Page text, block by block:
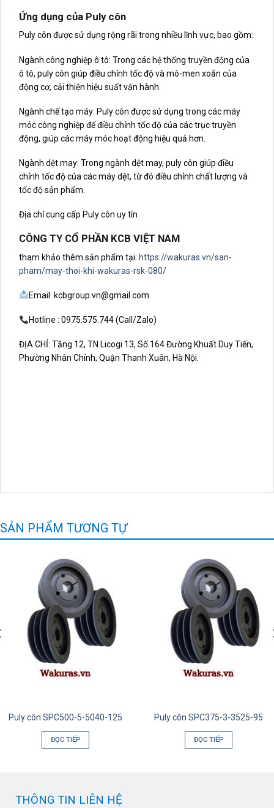
Ứng dụng của Puly côn
Puly côn được sử dụng rộng rãi trong nhiều lĩnh vực, bao gồm:
Ngành công nghiệp ô tô: Trong các hệ thống truyền động của
ô tô, puly côn giúp điều chỉnh tốc độ và mô-men xoắn của
động cơ, cải thiện hiệu suất vận hành.
Ngành chế tạo máy: Puly côn được sử dụng trong các máy
móc công nghiệp để điều chỉnh tốc độ của các trục truyền
động, giúp các máy móc hoạt động hiệu quả hơn.
Ngành dệt may: Trong ngành dệt may, puly côn giúp điều
chỉnh tốc độ của các máy dệt, từ đó điều chỉnh chất lượng và
tốc độ sản phẩm.
Địa chỉ cung cấp Puly côn uy tín
CÔNG TY CỔ PHẦN KCB VIỆT NAM
tham khảo thêm sản phẩm tại: https://wakuras.vn/san-
pham/may-thoi-khi-wakuras-rsk-080/
Email: kcbgroup.vn@gmail.com
Hotline : 0975.575.744 (Call/Zalo)
ĐỊA CHỈ: Tầng 12, TN Licogi 13, Số 164 Đường Khuất Duy Tiến,
Phường Nhân Chính, Quận Thanh Xuân, Hà Nội.
SẢN PHẨM TƯƠNG TỰ
Puly côn SPC500-5-5040-125
ĐỌC TIẾP
Puly côn SPC375-3-3525-95
ĐỌC TIẾP
THÔNG TIN LIÊN HỆ